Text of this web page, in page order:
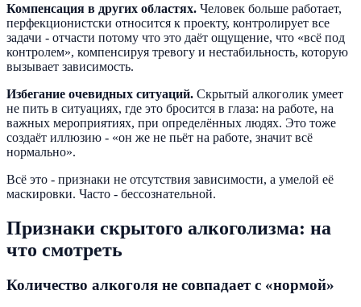
Компенсация в других областях. Человек больше работает,
перфекционистски относится к проекту, контролирует все
задачи - отчасти потому что это даёт ощущение, что «всё под
контролем», компенсируя тревогу и нестабильность, которую
вызывает зависимость.
Избегание очевидных ситуаций. Скрытый алкоголик умеет
не пить в ситуациях, где это бросится в глаза: на работе, на
важных мероприятиях, при определённых людях. Это тоже
создаёт иллюзию - «он же не пьёт на работе, значит всё
нормально».
Всё это - признаки не отсутствия зависимости, а умелой её
маскировки. Часто - бессознательной.
Признаки скрытого алкоголизма: на
что смотреть
Количество алкоголя не совпадает с «нормой»